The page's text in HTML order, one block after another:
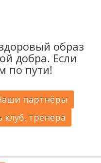
образ
добра. Если
по пути!
партнёры
клуб, тренера